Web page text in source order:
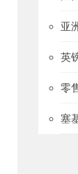
亚
英
零
塞